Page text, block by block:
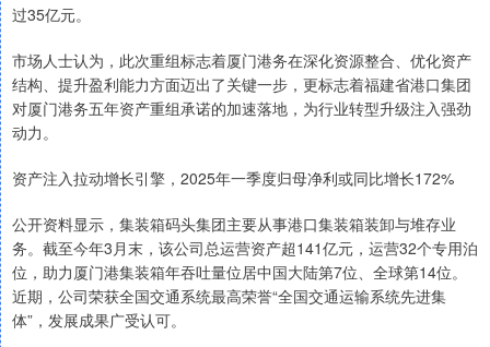
过35亿元。
市场人士认为，此次重组标志着厦门港务在深化资源整合、优化资产
结构、提升盈利能力方面迈出了关键一步，更标志着福建省港口集团
对厦门港务五年资产重组承诺的加速落地，为行业转型升级注入强劲
动力。
资产注入拉动增长引擎，2025年一季度归母净利或同比增长172%
公开资料显示，集装箱码头集团主要从事港口集装箱装卸与堆存业
务。截至今年3月末，该公司总运营资产超141亿元，运营32个专用泊
位，助力厦门港集装箱年吞吐量位居中国大陆第7位、全球第14位。
近期，公司荣获全国交通系统最高荣誉“全国交通运输系统先进集
体”，发展成果广受认可。